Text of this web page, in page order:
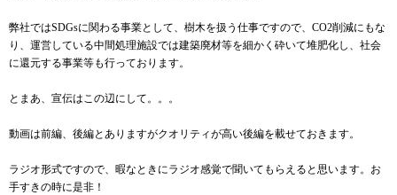
弊社ではSDGsに関わる事業として、樹木を扱う仕事ですので、CO2削減にもな
り、運営している中間処理施設では建築廃材等を細かく砕いて堆肥化し、社会
に還元する事業等も行っております。
とまあ、宣伝はこの辺にして。。。
動画は前編、後編とありますがクオリティが高い後編を載せておきます。
ラジオ形式ですので、暇なときにラジオ感覚で聞いてもらえると思います。お
手すきの時に是非！